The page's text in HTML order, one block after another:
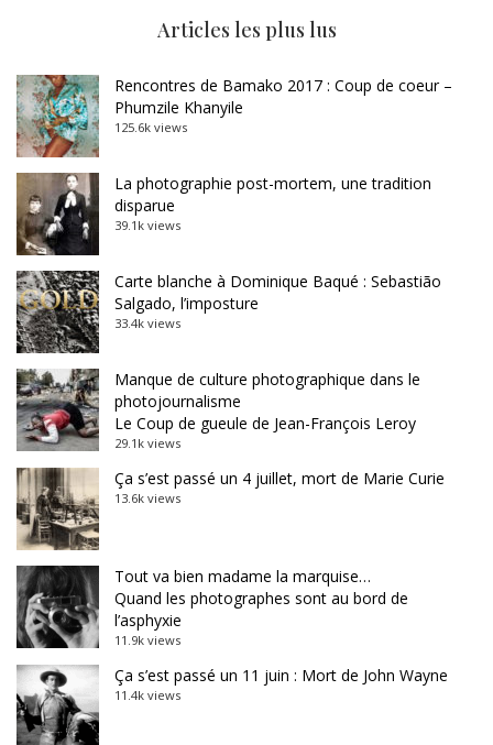
Articles les plus lus
Rencontres de Bamako 2017 : Coup de coeur –
Phumzile Khanyile
125.6k views
La photographie post-mortem, une tradition
disparue
39.1k views
Carte blanche à Dominique Baqué : Sebastião
Salgado, l’imposture
33.4k views
Manque de culture photographique dans le
photojournalisme
Le Coup de gueule de Jean-François Leroy
29.1k views
Ça s’est passé un 4 juillet, mort de Marie Curie
13.6k views
Tout va bien madame la marquise…
Quand les photographes sont au bord de
l’asphyxie
11.9k views
Ça s’est passé un 11 juin : Mort de John Wayne
11.4k views